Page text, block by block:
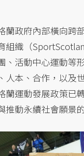
蘭政府內部橫向跨
組織（
、活動中心運動等
人本、合作，以及
蘭運動發展政策已
動永續社會願景